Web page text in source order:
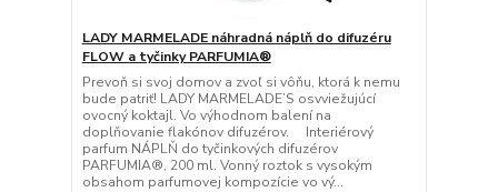
LADY MARMELADE náhradná náplň do difuzéru
FLOW a tyčinky PARFUMIA®
Prevoň si svoj domov a zvoľ si vôňu, ktorá k nemu
bude patriť! LADY MARMELADE’S osvviežujúcí
ovocný koktajl. Vo výhodnom balení na
doplňovanie flakónov difuzérov. Interiérový
parfum NÁPLŇ do tyčinkových difuzérov
PARFUMIA®, 200 ml. Vonný roztok s vysokým
obsahom parfumovej kompozície vo vý...